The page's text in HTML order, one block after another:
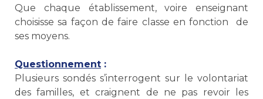
Que chaque établissement, voire enseignant
choisisse sa façon de faire classe en fonction de
ses moyens.
Questionnement :
Plusieurs sondés s’interrogent sur le volontariat
des familles, et craignent de ne pas revoir les